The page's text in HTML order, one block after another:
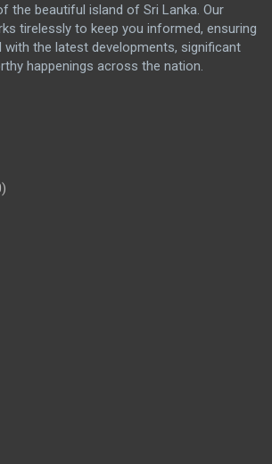
the beautiful island of Sri Lanka. Our
tirelessly to keep you informed, ensuring
with the latest developments, significant
happenings across the nation.